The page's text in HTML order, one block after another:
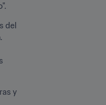
del
y